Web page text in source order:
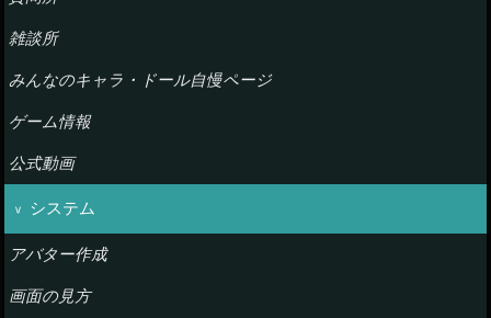
雑談所
みんなのキャラ・ドール自慢ページ
ゲーム情報
公式動画
システム
アバター作成
画面の見方